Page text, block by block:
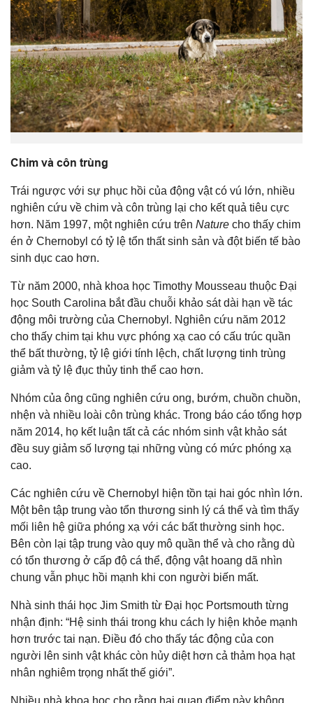
Chim và côn trùng
Trái ngược với sự phục hồi của động vật có vú lớn, nhiều
nghiên cứu về chim và côn trùng lại cho kết quả tiêu cực
hơn. Năm 1997, một nghiên cứu trên Nature cho thấy chim
én ở Chernobyl có tỷ lệ tổn thất sinh sản và đột biến tế bào
sinh dục cao hơn.
Từ năm 2000, nhà khoa học Timothy Mousseau thuộc Đại
học South Carolina bắt đầu chuỗi khảo sát dài hạn về tác
động môi trường của Chernobyl. Nghiên cứu năm 2012
cho thấy chim tại khu vực phóng xạ cao có cấu trúc quần
thể bất thường, tỷ lệ giới tính lệch, chất lượng tinh trùng
giảm và tỷ lệ đục thủy tinh thể cao hơn.
Nhóm của ông cũng nghiên cứu ong, bướm, chuồn chuồn,
nhện và nhiều loài côn trùng khác. Trong báo cáo tổng hợp
năm 2014, họ kết luận tất cả các nhóm sinh vật khảo sát
đều suy giảm số lượng tại những vùng có mức phóng xạ
cao.
Các nghiên cứu về Chernobyl hiện tồn tại hai góc nhìn lớn.
Một bên tập trung vào tổn thương sinh lý cá thể và tìm thấy
mối liên hệ giữa phóng xạ với các bất thường sinh học.
Bên còn lại tập trung vào quy mô quần thể và cho rằng dù
có tổn thương ở cấp độ cá thể, động vật hoang dã nhìn
chung vẫn phục hồi mạnh khi con người biến mất.
Nhà sinh thái học Jim Smith từ Đại học Portsmouth từng
nhận định: “Hệ sinh thái trong khu cách ly hiện khỏe mạnh
hơn trước tai nạn. Điều đó cho thấy tác động của con
người lên sinh vật khác còn hủy diệt hơn cả thảm họa hạt
nhân nghiêm trọng nhất thế giới”.
Nhiều nhà khoa học cho rằng hai quan điểm này không